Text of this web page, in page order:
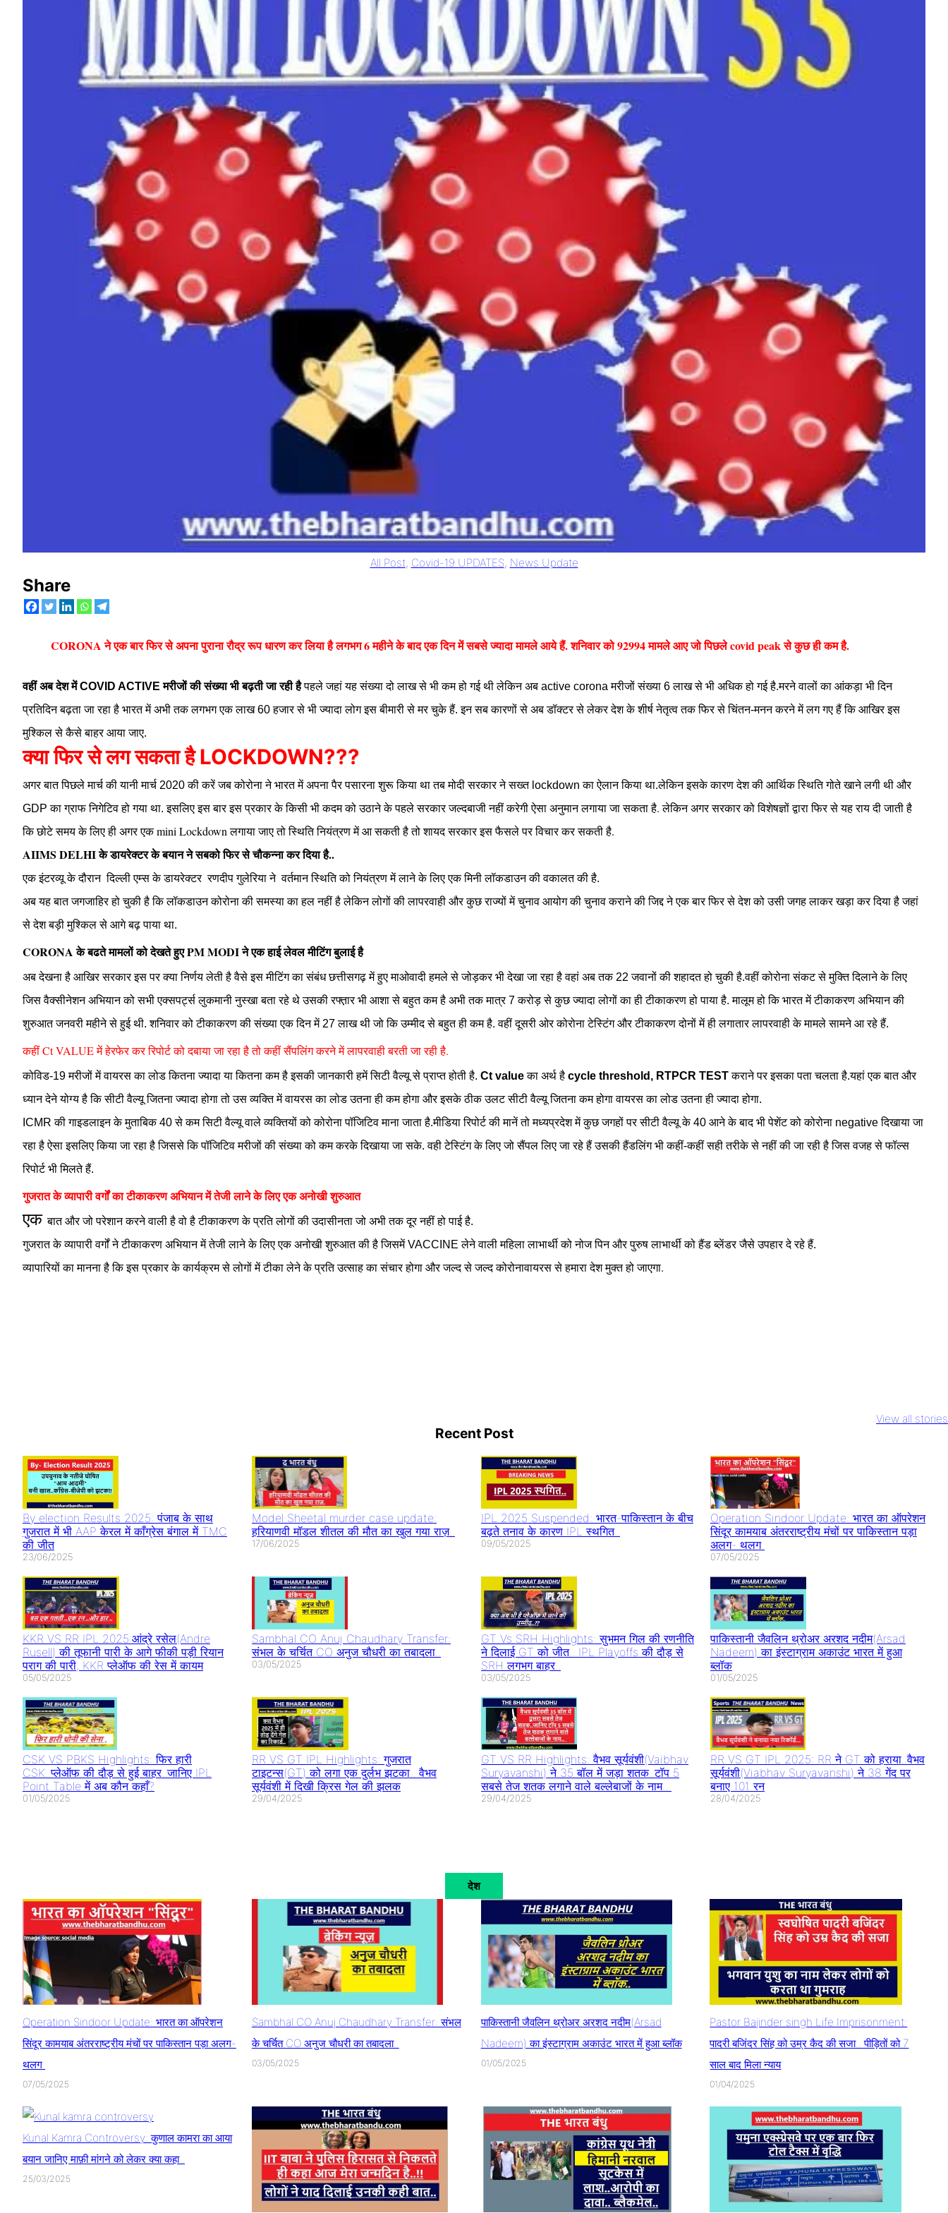
All Post, Covid-19 UPDATES, News Update
Share
CORONA ने एक बार फिर से अपना पुराना रौद्र रूप धारण कर लिया है लगभग 6 महीने के बाद एक दिन में सबसे ज्यादा मामले आये हैं. शनिवार को 92994 मामले आए जो पिछले covid peak से कुछ ही कम है.
वहीं अब देश में COVID ACTIVE मरीजों की संख्या भी बढ़ती जा रही हैपहले जहां यह संख्या दो लाख से भी कम हो गई थी लेकिन अब active corona मरीजों संख्या 6 लाख से भी अधिक हो गई है.मरने वालों का आंकड़ा भी दिन
प्रतिदिन बढ़ता जा रहा है भारत में अभी तक लगभग एक लाख 60 हजार से भी ज्यादा लोग इस बीमारी से मर चुके हैं. इनसब कारणों से अब डॉक्टर से लेकर देश के शीर्ष नेतृत्व तक फिर से चिंतन-मनन करने में लग गए हैं कि आखिर इस
मुश्किल से कैसे बाहर आया जाए.
क्या फिर से लग सकता है LOCKDOWN???
अगर बात पिछले मार्च की यानी मार्च 2020 की करें जब कोरोना ने भारत में अपना पैर पसारना शुरू किया था तब मोदी सरकार ने सख्त lockdown का ऐलान किया था.लेकिन इसके कारण देश की आर्थिक स्थिति गोते खाने लगी थी और
GDP का ग्राफ निगेटिव हो गया था.इसलिए इस बार इस प्रकार के किसी भी कदम को उठाने के पहले सरकार जल्दबाजी नहीं करेगी ऐसा अनुमान लगाया जा सकता है.लेकिन अगर सरकार को विशेषज्ञों द्वारा फिर से यह राय दी जाती है
कि छोटे समय के लिए ही अगर एक mini Lockdown लगाया जाए तो स्थिति नियंत्रण में आ सकती है तो शायद सरकार इस फैसले पर विचार कर सकती है.
AIIMS DELHI के डायरेक्टर के बयान ने सबको फिर से चौकन्ना कर दिया है..
एक इंटरव्यू के दौरान दिल्ली एम्स के डायरेक्टर रणदीप गुलेरिया ने वर्तमान स्थिति को नियंत्रण में लाने के लिए एक मिनी लॉकडाउन की वकालत की है.
अब यह बात जगजाहिर हो चुकी है कि लॉकडाउन कोरोना की समस्या का हल नहीं है लेकिन लोगों की लापरवाही और कुछ राज्यों में चुनाव आयोग की चुनाव कराने की जिद्द ने एक बार फिर से देश को उसी जगह लाकर खड़ा कर दिया है जहां
से देश बड़ी मुश्किल से आगे बढ़ पाया था.
CORONA के बढते मामलों को देखते हुए PM MODI ने एक हाई लेवल मीटिंग बुलाई है
अब देखना है आखिर सरकार इस पर क्या निर्णय लेती है वैसे इस मीटिंग का संबंध छत्तीसगढ़ में हुए माओवादी हमले से जोड़कर भी देखा जा रहा है वहां अब तक 22 जवानों की शहादत हो चुकी है.वहीं कोरोना संकट से मुक्ति दिलाने के लिए
जिस वैक्सीनेशन अभियान को सभी एक्सपर्ट्स लुकमानी नुस्खा बता रहे थे उसकी रफ्त़ार भी आशा से बहुत कम है अभी तक मात्र 7 करोड़ से कुछ ज्यादा लोगों का ही टीकाकरण हो पाया है. मालूम हो कि भारत में टीकाकरण अभियान की
शुरुआत जनवरी महीने से हुई थी.शनिवार को टीकाकरण की संख्या एक दिन में 27 लाख थी जो कि उम्मीद से बहुत ही कम है.वहीं दूसरी ओर कोरोना टेस्टिंग और टीकाकरण दोनों में ही लगातार लापरवाही के मामले सामने आरहे हैं.
कहीं Ct VALUE में हेरफेर कर रिपोर्ट को दबाया जा रहा है तो कहीं सैंपलिंग करने में लापरवाही बरती जा रही है.
कोविड-19 मरीजों में वायरस का लोड कितना ज्यादा या कितना कम है इसकी जानकारी हमें सिटी वैल्यू से प्राप्त होती है. Ct valueका अर्थ है cycle threshold, RTPCR TESTकराने पर इसका पता चलता है.यहां एक बात और
ध्यान देने योग्य है कि सीटी वैल्यू जितना ज्यादा होगा तो उस व्यक्ति में वायरस का लोड उतना ही कम होगा और इसके ठीक उलट सीटी वैल्यू जितना कम होगा वायरस का लोड उतना ही ज्यादा होगा.
ICMR की गाइडलाइन के मुताबिक 40 से कम सिटी वैल्यू वाले व्यक्तियों को कोरोना पॉजिटिव माना जाता है.मीडिया रिपोर्ट की मानें तो मध्यप्रदेश में कुछ जगहों पर सीटी वैल्यू के 40 आने के बाद भी पेशेंट को कोरोना negative दिखाया जा
रहा है ऐसा इसलिए किया जा रहा है जिससे कि पॉजिटिव मरीजों की संख्या को कम करके दिखाया जा सके. वही टेस्टिंग के लिए जो सैंपल लिए जा रहे हैं उसकी हैंडलिंग भी कहीं-कहीं सही तरीके से नहीं की जा रही है जिस वजह से फॉल्स
रिपोर्ट भी मिलते हैं.
गुजरात के व्यापारी वर्गों का टीकाकरण अभियान में तेजी लाने के लिए एक अनोखी शुरुआत
एकबात और जो परेशान करने वाली है वो है टीकाकरण के प्रति लोगों की उदासीनता जो अभी तक दूर नहीं हो पाई है.
गुजरात के व्यापारी वर्गों ने टीकाकरण अभियान में तेजी लाने के लिए एक अनोखी शुरुआत की है जिसमें VACCINE लेने वाली महिला लाभार्थी को नोज पिन और पुरुष लाभार्थी को हैंड ब्लेंडर जैसे उपहार दे रहे हैं.
व्यापारियों का मानना है कि इस प्रकार के कार्यक्रम से लोगों में टीका लेने के प्रति उत्साह का संचार होगा और जल्द से जल्द कोरोनावायरस से हमारा देश मुक्त हो जाएगा.
View all stories
तो सावधान
धमाल
भट्ट सीता की भूमिका
सहित बॉलीवुड के
जमावड़ा
Kohli का 6th
Recent Post
By election Results 2025: पंजाब के साथ
गुजरात में भी AAP केरल में काँग्रेस बंगाल में TMC
की जीत
23/06/2025
Model Sheetal murder case update:
हरियाणवी मॉडल शीतल की मौत का खुल गया राज़..
17/06/2025
IPL 2025 Suspended: भारत-पाकिस्तान के बीच
बढ़ते तनाव के कारण IPL स्थगित..
09/05/2025
Operation Sindoor Update: भारत का ऑपरेशन
सिंदूर कामयाब अंतरराष्ट्रीय मंचों पर पाकिस्तान पड़ा
अलग- थलग
07/05/2025
KKR VS RR IPL 2025:आंद्रे रसेल(Andre
Rusell) की तूफानी पारी के आगे फीकी पड़ी रियान
पराग की पारी, KKR प्लेऑफ की रेस में कायम
05/05/2025
Sambhal CO Anuj Chaudhary Transfer:
संभल के चर्चित CO अनुज चौधरी का तबादला..
03/05/2025
GT Vs SRH Highlights: सुभमन गिल की रणनीति
ने दिलाई GT को जीत.. IPL Playoffs की दौड़ से
SRH लगभग बाहर..
03/05/2025
पाकिस्तानी जैवलिन थ्रोअर अरशद नदीम(Arsad
Nadeem) का इंस्टाग्राम अकाउंट भारत में हुआ
ब्लॉक
01/05/2025
CSK VS PBKS Highlights: फिर हारी
CSK..प्लेऑफ की दौड़ से हुई बाहर..जानिए IPL
Point Table में अब कौन कहाँ?
01/05/2025
RR VS GT IPL Highlights: गुजरात
टाइटन्स(GT) को लगा एक दुर्लभ झटका.. वैभव
सूर्यवंशी में दिखी क्रिस गेल की झलक
29/04/2025
GT VS RR Highlights: वैभव सूर्यवंशी(Vaibhav
Suryavanshi) ने 35 बॉल में जड़ा शतक..टॉप 5
सबसे तेज शतक लगाने वाले बल्लेबाजों के नाम..
29/04/2025
RR VS GT IPL 2025: RR ने GT को हराया..वैभव
सूर्यवंशी(Viabhav Suryavanshi) ने 38 गेंद पर
बनाए 101 रन
28/04/2025
देश
Operation Sindoor Update: भारत का ऑपरेशन
सिंदूर कामयाब अंतरराष्ट्रीय मंचों पर पाकिस्तान पड़ा अलग-
थलग
07/05/2025
Sambhal CO Anuj Chaudhary Transfer: संभल
के चर्चित CO अनुज चौधरी का तबादला..
03/05/2025
पाकिस्तानी जैवलिन थ्रोअर अरशद नदीम(Arsad
Nadeem) का इंस्टाग्राम अकाउंट भारत में हुआ ब्लॉक
01/05/2025
Pastor Bajinder singh Life Imprisonment:
पादरी बजिंदर सिंह को उम्र कैद की सजा.. पीड़ितों को 7
साल बाद मिला न्याय
01/04/2025
Kunal Kamra Controversy: कुणाल कामरा का आया
बयान जानिए माफ़ी मांगने को लेकर क्या कहा..
25/03/2025